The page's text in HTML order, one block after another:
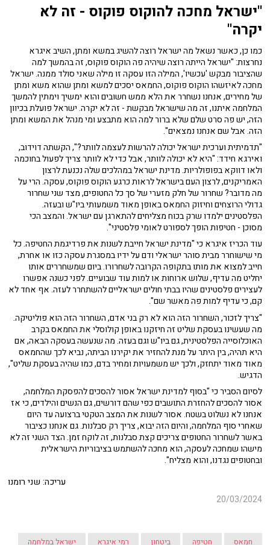
"ישראל מחכה להוקוס פוקוס - זה לא
יקרה"
כמו כן, כאשר נשאל מה ישראל רוצה להשיג במשא ומתן, השיב איגרא
נחרצות: "ישראל הייתה רוצה שיהיה פה הוקוס פוקוס, זה בהמשך למה
שהציבור מבקש 'עכשיו', המילה הזו עסקה זו מילה שאני סולד ממנה. ישראל
מחכה לאיזשהו הוקוס פוקוס, החמאס יסכים למשא ומתן שהוא משא ומתן
של מחירים, אנחנו נשחרר את הלא ממש חשובים והוא ימשיך וימתין להמשך
המלחמה איתנו, זה מה שישראל מבקשת - זה לא יקרה. ישראל פועלת בכיוון
הזה, יש פה סרט שלם שלא ברור למה הוא מתבצע ומי מנהל את המשא ומתן
הזה. אבל שם אנחנו נמצאים".
"תדמיתית וערכית ישראל יכולה להרשות לעצמה לוותר?", הקשתה דוידוב,
ואירגא חידד: "היא לא יכולה לוותר, אבל כדי לא לוותר צריך לפעול בחוכמה
ולאו דווקא בפופולריות. מדינת ישראל במהלכים שלה נכנעת לרצון
האמריקנים, לרצון העם בישראל לראות כרגע הוקוס פוקוס, עסקה. הרי על
מה מדובר? שחרור של חלק מזערי של סך כל החטופים, מצד שני שחרור
גדולי הרוצחים וחיזוק החמאס באופן מאוד משמעותי ביו"ש ובעזה.
הפלסטינים ילמדו שרק בכוח מצליחים להתארגן עם ישראל. והמצב הכי
מסוכן - חטיפות הופך לספורט לאומי פלסטיני".
עוד הכריז איגרא כי "מדינת ישראל חייבת לשנות את פרדיגמת החטיפה. כל
מי שישוחרר מבית סוהר ישראלי ודם על ידיו במסגרת עסקה כזו או אחרת,
חייב למצוא את מותו בתקופה הקרובה לשחרורו. ביום שמשחררים אותו
יחליט מה עדיף, שלוש ארוחות או למות עוד שבועיים. לפני כשנה אפשרו
לעצירים פלסטינים שהיו בבתי חולים ישראליים להשתחרר לעזה. אף אחד לא
קם, כי עדיף למות פה מאשר שם".
"צריך לזכור, השחרור הזה הוא לא רק בני אדם, השחרור הזה הוא פוליטיקה.
מה שעשינו בעסקת שליט זה חיזקנו באופן קולוסלי את החמאס בקרב
האוכלוסייה הפלסטינית, גם ביו"ש וגם בעזה. מה שנעשה בעסקה הבאה, אם
היא תהיה, בין היתר על מנת להחזיר את יקירנו הביתה, נביא לכך שהחמאס
מאוד מאוד יתחזק, ולכך יש משמעויות ומחיר בדם, כמו שהיה בעסקת שליט",
הדגיש.
לסיום הסביר כי "בסוף למדינת ישראל אסור להסכים להפסקת המלחמה,
אסור להסכים להחזרת התושבים כפי שהם דורשים, גם הנשים והילדים, כי אז
אנחנו לא נשלוט בשטח. אסור לשנות את המצב הטקטי ברצועה עד היום
שאחרי סוף המלחמה, והיום הזה יבוא, צריך רק סבלנות. גם אנחנו כציבור
באשר לשחרור החטופים צריכים קצת סבלנות, זה לוקח זמן. הצד השני זה לא
מישהו שמחכה לעסקה, הוא מחכה להשתמש בציבוריות הישראלית
ובחטופים נגדנו, והוא מצליח".
עריכה: שני רומנו
20/03/2024
חמאס חטיפה ביטחון רמי איגרא ישראל במלחמה